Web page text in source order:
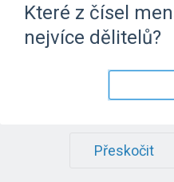
Které z čísel
nejvíce dělitelů?
Přeskočit